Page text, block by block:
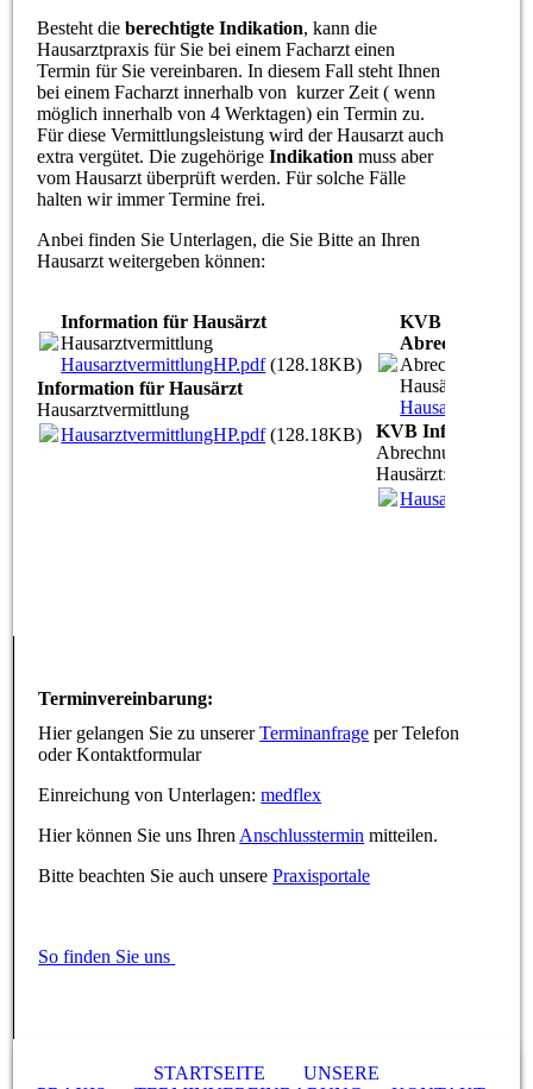
Besteht dieberechtigte Indikation, kann die
Hausarztpraxis für Sie bei einem Facharzt einen
Termin für Sie vereinbaren. In diesem Fall steht Ihnen
bei einem Facharzt innerhalb von kurzer Zeit ( wenn
möglich innerhalb von 4 Werktagen) ein Termin zu.
Für diese Vermittlungsleistung wird der Hausarzt auch
extra vergütet. Die zugehörigeIndikation muss aber
vom Hausarzt überprüft werden. Für solche Fälle
halten wir immer Termine frei.
Anbei finden Sie Unterlagen, die Sie Bitte an Ihren
Hausarzt weitergeben können:
Information für Hausärzt
Hausarztvermittlung
HausarztvermittlungHP.pdf(128.18KB)
Information für Hausärzt
Hausarztvermittlung
HausarztvermittlungHP.pdf(128.18KB)
KVB
Abrechnung
Hausärzt:innen
KVB
Hausärzt:innen
Terminvereinbarung:
Hier gelangen Sie zu unsererTerminanfrage per Telefon
oder Kontaktformular
Einreichung von Unterlagen:medflex
Hier können Sie uns Ihren Anschlusstermin mitteilen.
Bitte beachten Sie auch unserePraxisportale
So finden Sie uns
STARTSEITE
UNSERE